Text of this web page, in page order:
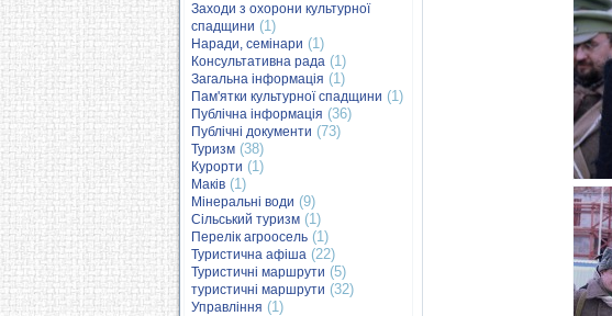
Заходи з охорони культурної
спадщини (1)
Наради, семінари (1)
Консультативна рада (1)
Загальна інформація (1)
Пам'ятки культурної спадщини (1)
Публічна інформація (36)
Публічні документи (73)
Туризм (38)
Курорти (1)
Маків (1)
Мінеральні води (9)
Сільський туризм (1)
Перелік агроосель (1)
Туристична афіша (22)
Туристичні маршрути (5)
туристичні маршрути (32)
Управління (1)